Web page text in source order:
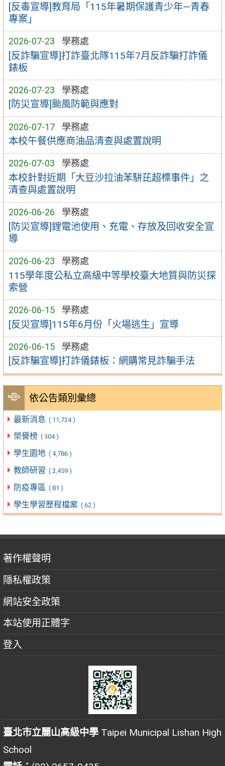
[反毒宣導]教育局「115年暑期保護青少年—青春
專案」
2026-07-23 學務處
[反詐騙宣導]打詐臺北隊115年7月反詐騙打詐儀
錶板
2026-07-23 學務處
[防災宣導]颱風防範與應對
2026-07-17 學務處
本校午餐供應商油品清查與處置說明
2026-07-03 學務處
本校針對近期「大豆沙拉油苯駢芘超標事件」之
清查與處置說明
2026-06-26 學務處
[防災宣導]鋰電池使用、充電、存放及回收安全宣
導
2026-06-23 學務處
115學年度公私立高級中等學校臺大地質與防災探
索營
2026-06-15 學務處
[反災宣導]115年6月份「火場逃生」宣導
2026-06-15 學務處
[反詐騙宣導]打詐儀錶板：網購常見詐騙手法
依公告類別彙總
最新消息 ( 11,724 )
榮譽榜 ( 304 )
學生園地 ( 4,786 )
教師研習 ( 2,459 )
防疫專區 ( 81 )
學生學習歷程檔案 ( 62 )
著作權聲明
隱私權政策
網站安全政策
本站使用正體字
登入
臺北市立麗山高級中學 Taipei Municipal Lishan High
School